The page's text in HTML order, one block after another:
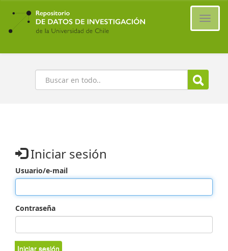
Ir
contenido
principal
Buscar
Iniciar sesión
Usuario/e-mail
Contraseña
Iniciar sesión